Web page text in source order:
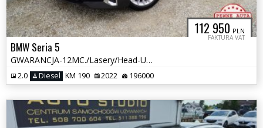
112 950 PLN
FAKTURA VAT
BMW Seria 5
GWARANCJA-12MC./Lasery/Head-UP/Klima-4Strefy/Skóra/Asystenty/El.Klapa
2.0 Diesel KM 190 2022 196000